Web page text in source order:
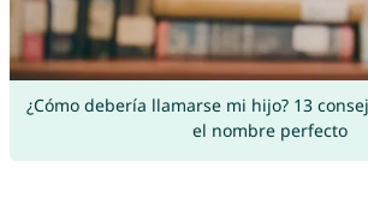
¿Cómo debería llamarse mi hijo? 13
el nombre perfecto